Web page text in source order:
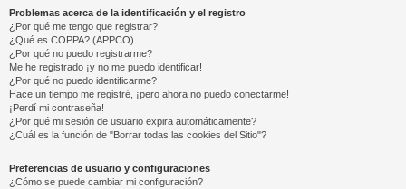
Problemas acerca de la identificación y el registro
¿Por qué me tengo que registrar?
¿Qué es COPPA? (APPCO)
¿Por qué no puedo registrarme?
Me he registrado ¡y no me puedo identificar!
¿Por qué no puedo identificarme?
Hace un tiempo me registré, ¡pero ahora no puedo conectarme!
¡Perdí mi contraseña!
¿Por qué mi sesión de usuario expira automáticamente?
¿Cuál es la función de "Borrar todas las cookies del Sitio"?
Preferencias de usuario y configuraciones
¿Cómo se puede cambiar mi configuración?